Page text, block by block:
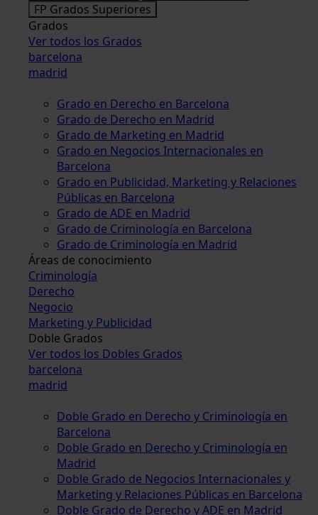
FP Grados Superiores
Grados
Ver todos los Grados
barcelona
madrid
Grado en Derecho en Barcelona
Grado de Derecho en Madrid
Grado de Marketing en Madrid
Grado en Negocios Internacionales en
Barcelona
Grado en Publicidad, Marketing y Relaciones
Públicas en Barcelona
Grado de ADE en Madrid
Grado de Criminología en Barcelona
Grado de Criminología en Madrid
Áreas de conocimiento
Criminología
Derecho
Negocio
Marketing y Publicidad
Doble Grados
Ver todos los Dobles Grados
barcelona
madrid
Doble Grado en Derecho y Criminología en
Barcelona
Doble Grado en Derecho y Criminología en
Madrid
Doble Grado de Negocios Internacionales y
Marketing y Relaciones Públicas en Barcelona
Doble Grado de Derecho y ADE en Madrid